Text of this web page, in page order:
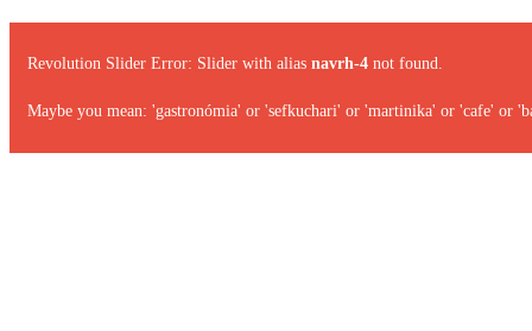
Revolution Slider Error: Slider with alias navrh-4 not found.
Maybe you mean: 'gastronómia' or 'sefkuchari' or 'martinika' or 'cafe' or